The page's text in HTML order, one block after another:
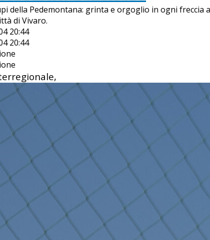
della Pedemontana: grinta e orgoglio in ogni freccia
di Vivaro.
20:44
20:44